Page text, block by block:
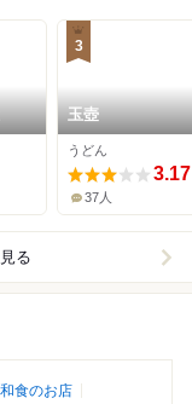
3
玉壺
うどん
3.17
37人
る
食のお店